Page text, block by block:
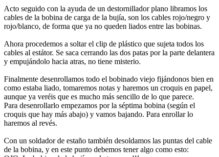
Acto seguido con la ayuda de un destornillador plano libramos los
cables de la bobina de carga de la bujía, son los cables rojo/negro y
rojo/blanco, de forma que ya no queden liados entre las bobinas.
Ahora procedemos a soltar el clip de plástico que sujeta todos los
cables al estátor. Se saca cerrando las dos patas por la parte delantera
y empujándolo hacia atras, no tiene misterio.
Finalmente desenrollamos todo el bobinado viejo fijándonos bien en
como estaba liado, tomaremos notas y haremos un croquis en papel,
aunque ya veréis que es mucho más sencillo de lo que parece.
Para desenrollarlo empezamos por la séptima bobina (según el
croquis que hay más abajo) y vamos bajando. Para enrollar lo
haremos al revés.
Con un soldador de estaño también desoldamos las puntas del cable
de la bobina, y en este punto debemos tener algo como esto: